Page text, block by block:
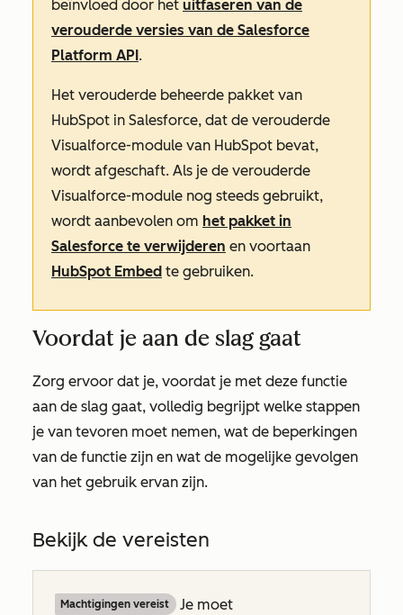
beïnvloed door het uitfaseren van de
verouderde versies van de Salesforce
Platform API.
Het verouderde beheerde pakket van
HubSpot in Salesforce, dat de verouderde
Visualforce-module van HubSpot bevat,
wordt afgeschaft. Als je de verouderde
Visualforce-module nog steeds gebruikt,
wordt aanbevolen om het pakket in
Salesforce te verwijderen en voortaan
HubSpot Embed te gebruiken.
Voordat je aan de slag gaat
Zorg ervoor dat je, voordat je met deze functie
aan de slag gaat, volledig begrijpt welke stappen
je van tevoren moet nemen, wat de beperkingen
van de functie zijn en wat de mogelijke gevolgen
van het gebruik ervan zijn.
Bekijk de vereisten
Machtigingen vereist
Je moet